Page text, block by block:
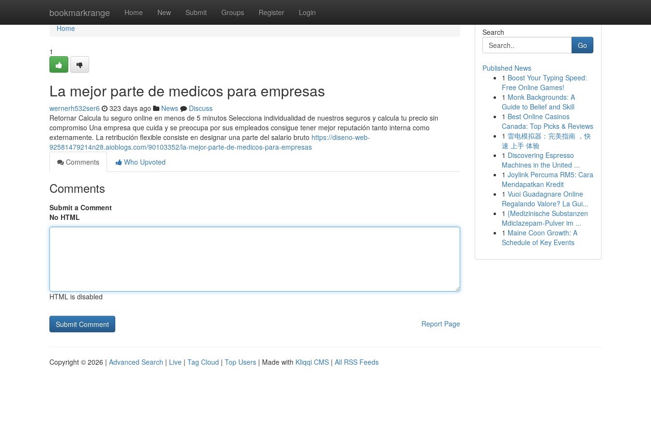
bookmarkrange Home New Submit Groups Register Login
Home
Home
1
La mejor parte de medicos para empresas
wernerh532ser6 323 days ago News
Discuss
Retornar Calcula tu seguro online en menos de 5 minutos Selecciona individualidad de nuestros seguros y calcula tu precio sin
compromiso Una empresa que cuida y se preocupa por sus empleados consigue tener mejor reputación tanto interna como
externamente. La retribución flexible consiste en designar una parte del salario bruto https://diseno-web-
92581479214n28.aioblogs.com/90103352/la-mejor-parte-de-medicos-para-empresas
Comments
Who Upvoted
Comments
Submit a Comment
No HTML
HTML is disabled
Report Page
Search
Go
Published News
1 Boost Your Typing Speed:
Free Online Games!
1 Monk Backgrounds: A
Guide to Belief and Skill
1 Best Online Casinos
Canada: Top Picks & Reviews
1 雷电模拟器：完美指南 ，快
速 上手 体验
1 Discovering Espresso
Machines in the United ...
1 Joylink Percuma RM5: Cara
Mendapatkan Kredit
1 Vuoi Guadagnare Online
Regalando Valore? La Gui...
1 {Medizinische Substanzen
Mdiclazepam-Pulver im ...
1 Maine Coon Growth: A
Schedule of Key Events
Copyright © 2026 | Advanced Search | Live | Tag Cloud | Top Users | Made with Kliqqi CMS | All RSS Feeds